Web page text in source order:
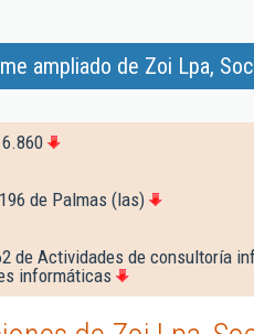
ampliado de Zoi Lpa,
de Palmas (las)
de Actividades de consultoría
informáticas